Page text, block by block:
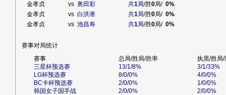
金孝贞
vs 奥田彩 共1局/胜0局/0%
金孝贞
vs 白洪淅 共1局/胜0局/0%
金孝贞
vs 池昌寿 共1局/胜0局/0%
赛事对局统计
赛事
总局/胜局/胜率
执黑/胜局/
三星杯预选赛
13/1/8%
3/1/33%
LG杯预选赛
8/0/0%
4/0/0%
BC卡杯预选赛
2/0/0%
1/0/0%
韩国女子国手战
2/0/0%
2/0/0%